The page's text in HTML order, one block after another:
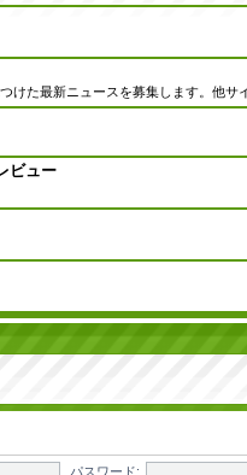
けた最新ニュースを募集します。他サ
ビュー
パスワード: